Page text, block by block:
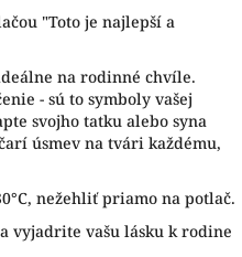
"Toto je najlepší a
na rodinné chvíle.
- sú to symboly vašej
svojho tatku alebo syna
úsmev na tvári každému,
nežehliť priamo na potlač.
vyjadrite vašu lásku k rodine